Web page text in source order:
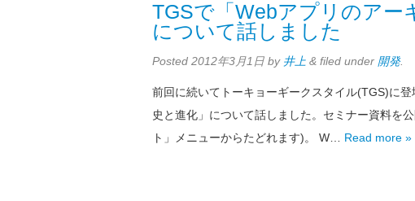
TGSで「Webアプリのアー
について話しました
Posted 2012年3月1日 by 井上 & filed under 開発.
前回に続いてトーキョーギークスタイル(TGS)に
史と進化」について話しました。セミナー資料を
ト」メニューからたどれます)。 W… Read more »